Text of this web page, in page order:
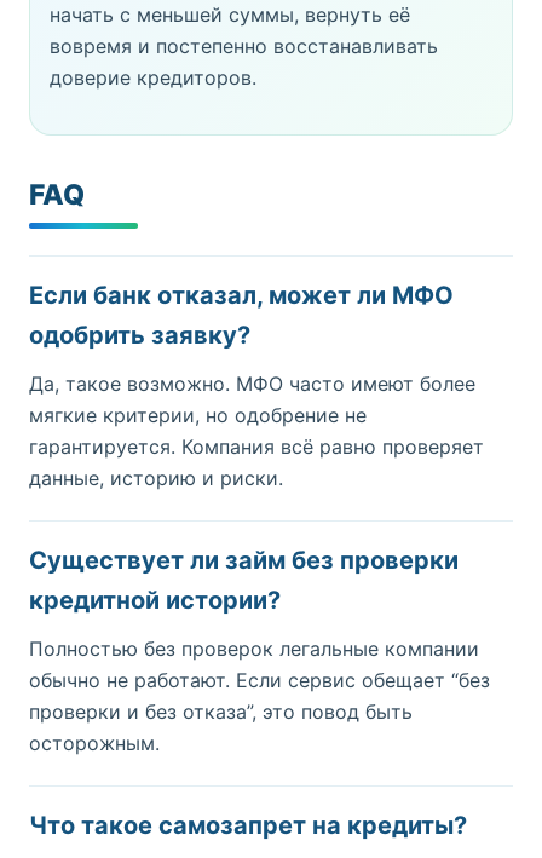
начать с меньшей суммы, вернуть её
вовремя и постепенно восстанавливать
доверие кредиторов.
FAQ
Если банк отказал, может ли МФО
одобрить заявку?
Да, такое возможно. МФО часто имеют более
мягкие критерии, но одобрение не
гарантируется. Компания всё равно проверяет
данные, историю и риски.
Существует ли займ без проверки
кредитной истории?
Полностью без проверок легальные компании
обычно не работают. Если сервис обещает “без
проверки и без отказа”, это повод быть
осторожным.
Что такое самозапрет на кредиты?